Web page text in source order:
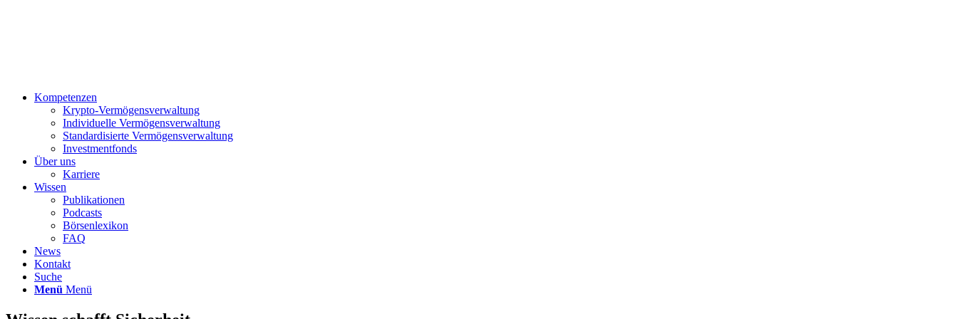
Kompetenzen
Krypto-Vermögensverwaltung
Individuelle Vermögensverwaltung
Standardisierte Vermögensverwaltung
Investmentfonds
Über uns
Karriere
Wissen
Publikationen
Podcasts
Börsenlexikon
FAQ
News
Kontakt
Suche
Menü Menü